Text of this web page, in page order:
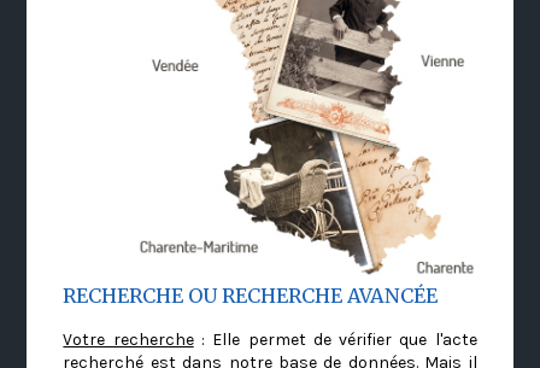
RECHERCHE OU RECHERCHE AVANCÉE
Votre recherche: Elle permet de vérifier que l'acte
recherché est dans notre base de données. Mais il